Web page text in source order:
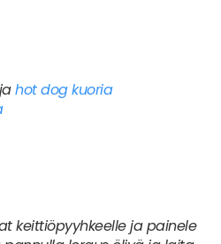
hot dog kuoria
keittiöpyyhkeelle ja painele